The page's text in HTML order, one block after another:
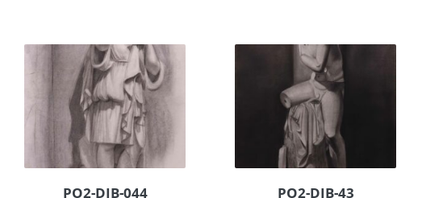
PO2-DIB-044 PO2-DIB-43